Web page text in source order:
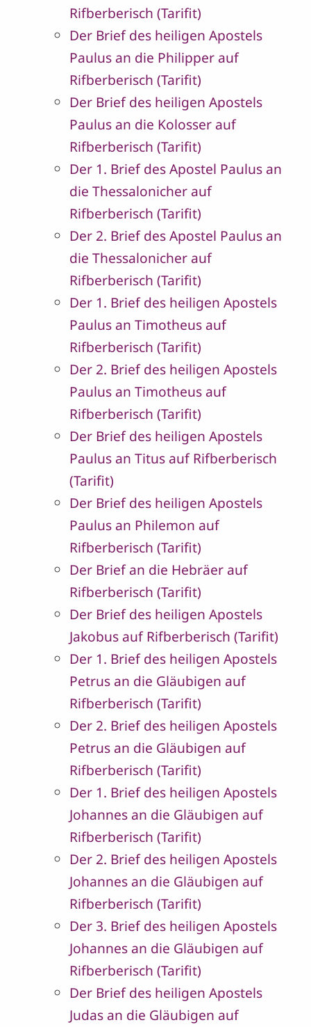
Rifberberisch (Tarifit)
Der Brief des heiligen Apostels
Paulus an die Philipper auf
Rifberberisch (Tarifit)
Der Brief des heiligen Apostels
Paulus an die Kolosser auf
Rifberberisch (Tarifit)
Der 1. Brief des Apostel Paulus an
die Thessalonicher auf
Rifberberisch (Tarifit)
Der 2. Brief des Apostel Paulus an
die Thessalonicher auf
Rifberberisch (Tarifit)
Der 1. Brief des heiligen Apostels
Paulus an Timotheus auf
Rifberberisch (Tarifit)
Der 2. Brief des heiligen Apostels
Paulus an Timotheus auf
Rifberberisch (Tarifit)
Der Brief des heiligen Apostels
Paulus an Titus auf Rifberberisch
(Tarifit)
Der Brief des heiligen Apostels
Paulus an Philemon auf
Rifberberisch (Tarifit)
Der Brief an die Hebräer auf
Rifberberisch (Tarifit)
Der Brief des heiligen Apostels
Jakobus auf Rifberberisch (Tarifit)
Der 1. Brief des heiligen Apostels
Petrus an die Gläubigen auf
Rifberberisch (Tarifit)
Der 2. Brief des heiligen Apostels
Petrus an die Gläubigen auf
Rifberberisch (Tarifit)
Der 1. Brief des heiligen Apostels
Johannes an die Gläubigen auf
Rifberberisch (Tarifit)
Der 2. Brief des heiligen Apostels
Johannes an die Gläubigen auf
Rifberberisch (Tarifit)
Der 3. Brief des heiligen Apostels
Johannes an die Gläubigen auf
Rifberberisch (Tarifit)
Der Brief des heiligen Apostels
Judas an die Gläubigen auf